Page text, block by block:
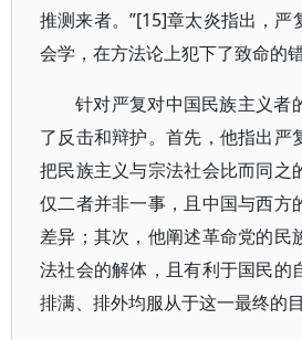
推测来者。”[15]章太炎指出，严
会学，在方法论上犯下了致命的错
针对严复对中国民族主义者
了反击和辩护。首先，他指出严
把民族主义与宗法社会比而同之
仅二者并非一事，且中国与西方
差异；其次，他阐述革命党的民
法社会的解体，且有利于国民的
排满、排外均服从于这一最终的目